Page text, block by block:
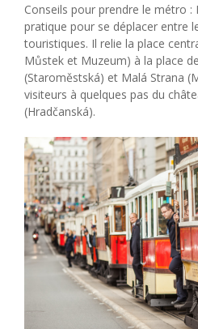
Conseils pour prendre le métro :
pratique pour se déplacer entre
touristiques. Il relie la place
Můstek et Muzeum) à la place
(Staroměstská) et Malá Strana
visiteurs à quelques pas du
(Hradčanská).